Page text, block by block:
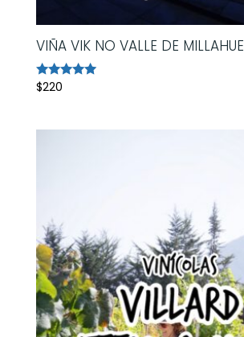
VIÑA VIK NO VALLE DE MILLAHUE
Avaliação
$220